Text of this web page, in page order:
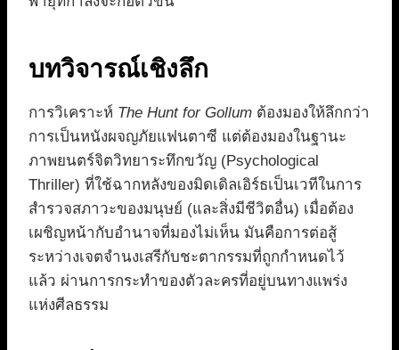
บทวิจารณ์เชิงลึก
การวิเคราะห์ The Hunt for Gollum ต้องมองให้ลึกกว่า
การเป็นหนังผจญภัยแฟนตาซี แต่ต้องมองในฐานะ
ภาพยนตร์จิตวิทยาระทึกขวัญ (Psychological
Thriller) ที่ใช้ฉากหลังของมิดเดิลเอิร์ธเป็นเวทีในการ
สำรวจสภาวะของมนุษย์ (และสิ่งมีชีวิตอื่น) เมื่อต้อง
เผชิญหน้ากับอำนาจที่มองไม่เห็น มันคือการต่อสู้
ระหว่างเจตจำนงเสรีกับชะตากรรมที่ถูกกำหนดไว้
แล้ว ผ่านการกระทำของตัวละครที่อยู่บนทางแพร่ง
แห่งศีลธรรม